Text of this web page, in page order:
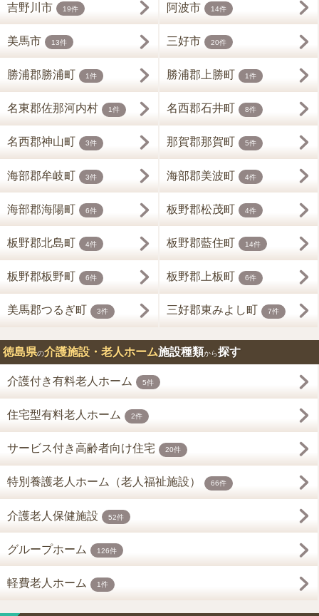
吉野川市 19件 阿波市 14件
美馬市 13件 三好市 20件
勝浦郡勝浦町 1件 勝浦郡上勝町 1件
名東郡佐那河内村 1件 名西郡石井町 8件
名西郡神山町 3件 那賀郡那賀町 5件
海部郡牟岐町 3件 海部郡美波町 4件
海部郡海陽町 6件 板野郡松茂町 4件
板野郡北島町 4件 板野郡藍住町 14件
板野郡板野町 6件 板野郡上板町 6件
美馬郡つるぎ町 3件 三好郡東みよし町 7件
徳島県の介護施設・老人ホーム施設種類から探す
介護付き有料老人ホーム 5件
住宅型有料老人ホーム 2件
サービス付き高齢者向け住宅 20件
特別養護老人ホーム（老人福祉施設） 66件
介護老人保健施設 52件
グループホーム 126件
軽費老人ホーム 1件